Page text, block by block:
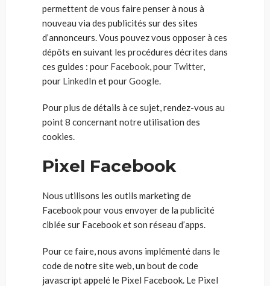
permettent de vous faire penser à nous à
nouveau via des publicités sur des sites
d’annonceurs. Vous pouvez vous opposer à ces
dépôts en suivant les procédures décrites dans
ces guides : pour Facebook, pour Twitter,
pour LinkedIn et pourGoogle.
Pour plus de détails à ce sujet, rendez-vous au
point 8 concernant notre utilisation des
cookies.
Pixel Facebook
Nous utilisons les outils marketing de
Facebook pour vous envoyer de la publicité
ciblée sur Facebook et son réseau d’apps.
Pour ce faire, nous avons implémenté dans le
code de notre site web, un bout de code
javascript appelé le Pixel Facebook. Le Pixel